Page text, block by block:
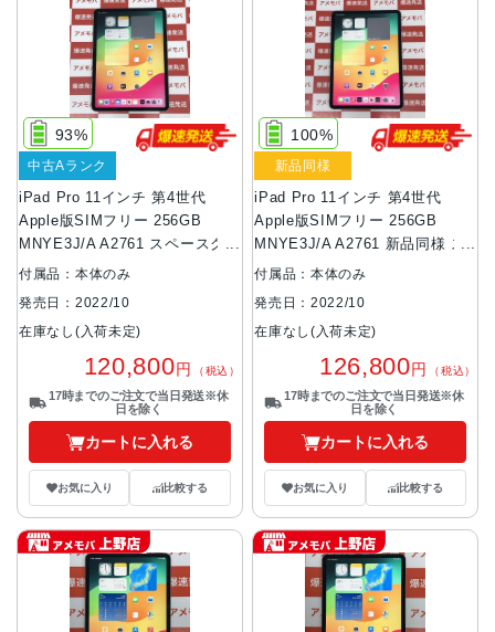
iPad Pro 11インチ 第4世代
Apple版SIMフリー 256GB
MNYE3J/A A2761 スペースグレ
イ
93%
中古Aランク
付属品：本体のみ
発売日：2022/10
在庫なし(入荷未定)
120,800円 （税込）
17時までのご注文で当日発送※休
日を除く
カートに入れる
お気に入り 比較する
iPad Pro 11インチ 第4世代
Apple版SIMフリー 256GB
MNYE3J/A A2761 新品同様 ス
ペースグレイ
100%
新品同様
付属品：本体のみ
発売日：2022/10
在庫なし(入荷未定)
126,800円 （税込）
17時までのご注文で当日発送※休
日を除く
カートに入れる
お気に入り 比較する